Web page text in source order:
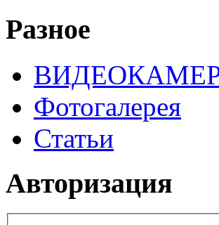
Разное
Фотогалерея
Статьи
Авторизация